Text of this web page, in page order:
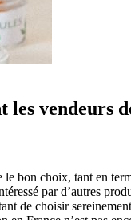
vendeurs
bon choix, tant en
par d’autres
de choisir